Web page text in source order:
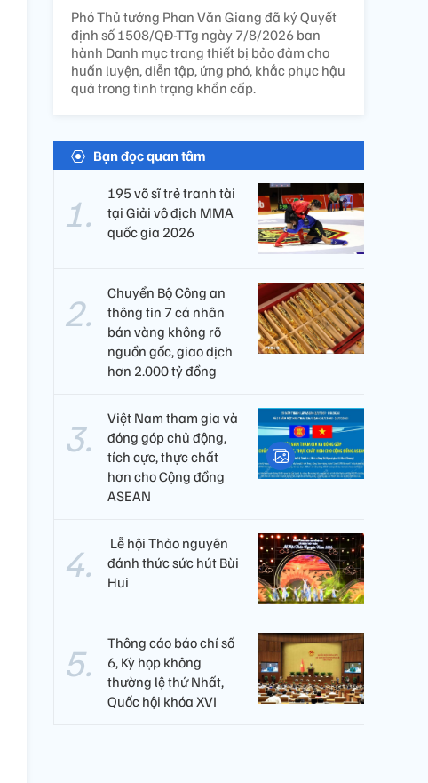
Phó Thủ tướng Phan Văn Giang đã ký Quyết
định số 1508/QĐ-TTg ngày 7/8/2026 ban
hành Danh mục trang thiết bị bảo đảm cho
huấn luyện, diễn tập, ứng phó, khắc phục hậu
quả trong tình trạng khẩn cấp.
Bạn đọc quan tâm
195 võ sĩ trẻ tranh tài
tại Giải vô địch MMA
quốc gia 2026
Chuyển Bộ Công an
thông tin 7 cá nhân
bán vàng không rõ
nguồn gốc, giao dịch
hơn 2.000 tỷ đồng
Việt Nam tham gia và
đóng góp chủ động,
tích cực, thực chất
hơn cho Cộng đồng
ASEAN
​ Lễ hội Thảo nguyên
đánh thức sức hút Bùi
Hui
Thông cáo báo chí số
6, Kỳ họp không
thường lệ thứ Nhất,
Quốc hội khóa XVI